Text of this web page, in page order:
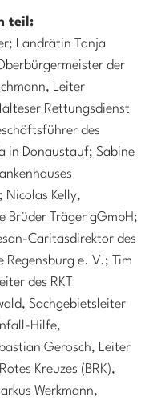
teil:
Landrätin Tanja
der
Leiter
Rettungsdienst
des
in Donaustauf; Sabine
Nicolas Kelly,
Brüder Träger gGmbH;
Caritasdirektor des
Regensburg e. V.; Tim
des RKT
Sachgebietsleiter
Hilfe,
Gerosch, Leiter
Kreuzes (BRK),
Werkmann,